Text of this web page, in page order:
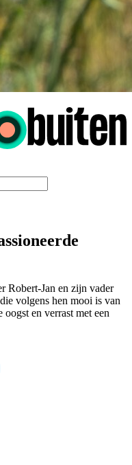
Robert-Jan en zijn vader
volgens hen mooi is van
en verrast met een